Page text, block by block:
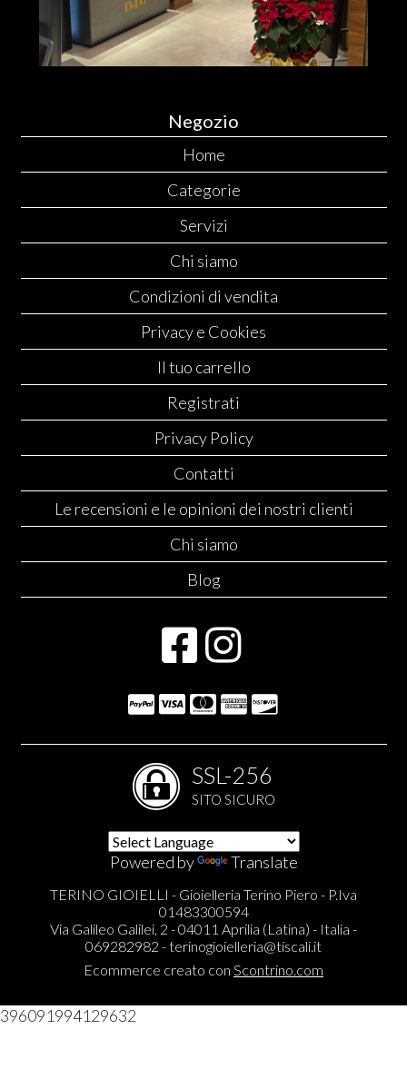
Negozio
Home
Categorie
Servizi
Chi siamo
Condizioni di vendita
Privacy e Cookies
Il tuo carrello
Registrati
Privacy Policy
Contatti
Le recensioni e le opinioni dei nostri clienti
Chi siamo
Blog
SSL-256
SITO SICURO
Powered by Translate
TERINO GIOIELLI - Gioielleria Terino Piero - P.Iva
01483300594
Via Galileo Galilei, 2 - 04011 Aprilia (Latina) - Italia -
069282982 -terinogioielleria@tiscali.it
Ecommerce creato con Scontrino.com
396091994129632